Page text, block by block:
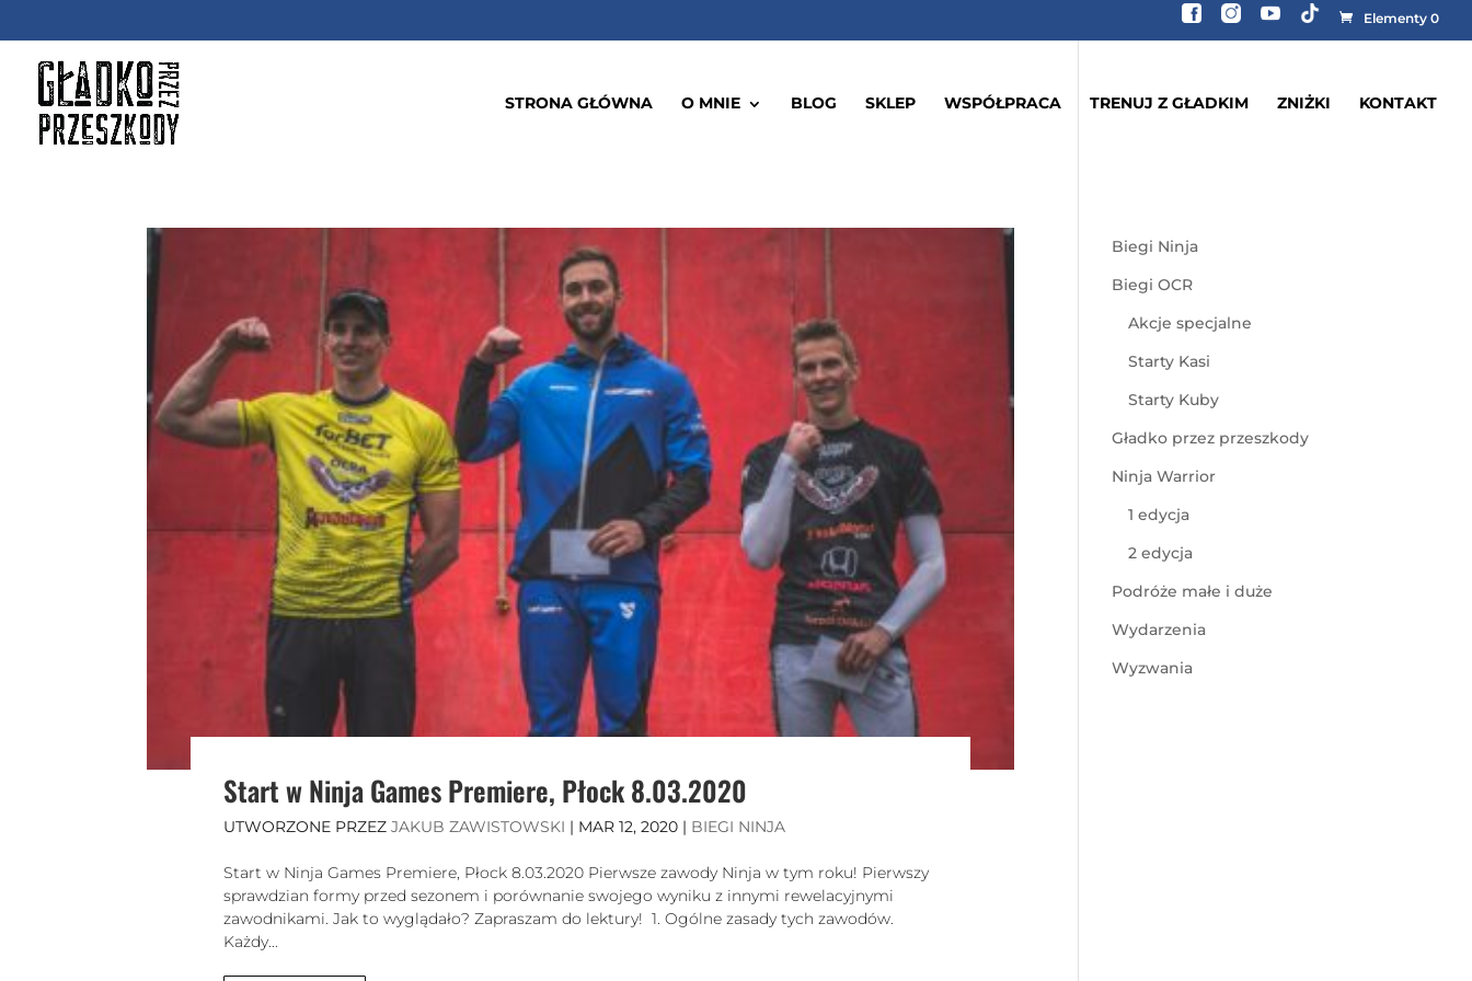
Elementy 0
STRONA GŁÓWNA O MNIE BLOG SKLEP WSPÓŁPRACA TRENUJ Z GŁADKIM ZNIŻKI KONTAKT
Start w Ninja Games Premiere, Płock 8.03.2020
UTWORZONE PRZEZ JAKUB ZAWISTOWSKI | MAR 12, 2020| BIEGI NINJA
Start w Ninja Games Premiere, Płock 8.03.2020 Pierwsze zawody Ninja w tym roku! Pierwszy
sprawdzian formy przed sezonem i porównanie swojego wyniku z innymi rewelacyjnymi
zawodnikami. Jak to wyglądało? Zapraszam do lektury! 1. Ogólne zasady tych zawodów. ​
Każdy...
Biegi Ninja
Biegi OCR
Akcje specjalne
Starty Kasi
Starty Kuby
Gładko przez przeszkody
Ninja Warrior
1 edycja
2 edycja
Podróże małe i duże
Wydarzenia
Wyzwania